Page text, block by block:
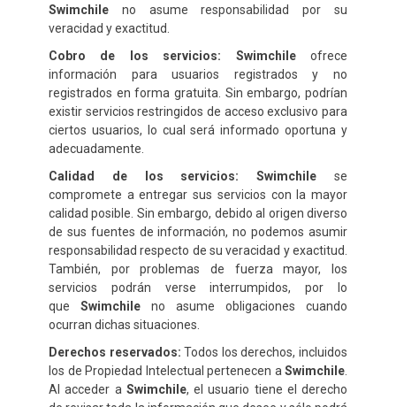
Swimchile no asume responsabilidad por su
veracidad y exactitud.
Cobro de los servicios:
Swimchileofrece
información para usuarios registrados y no
registrados en forma gratuita. Sin embargo, podrían
existir servicios restringidos de acceso exclusivo para
ciertos usuarios, lo cual será informado oportuna y
adecuadamente.
Calidad de los servicios:
Swimchile se
compromete a entregar sus servicios con la mayor
calidad posible. Sin embargo, debido al origen diverso
de sus fuentes de información, no podemos asumir
responsabilidad respecto de su veracidad y exactitud.
También, por problemas de fuerza mayor, los
servicios podrán verse interrumpidos, por lo
que Swimchile no asume obligaciones cuando
ocurran dichas situaciones.
Derechos reservados: Todos los derechos, incluidos
los de Propiedad Intelectual pertenecen aSwimchile.
Al acceder a Swimchile, el usuario tiene el derecho